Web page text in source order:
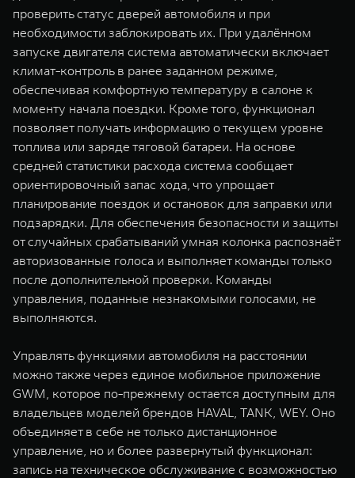
проверить статус дверей автомобиля и при
необходимости заблокировать их. При удалённом
запуске двигателя система автоматически включает
климат-контроль в ранее заданном режиме,
обеспечивая комфортную температуру в салоне к
моменту начала поездки. Кроме того, функционал
позволяет получать информацию о текущем уровне
топлива или заряде тяговой батареи. На основе
средней статистики расхода система сообщает
ориентировочный запас хода, что упрощает
планирование поездок и остановок для заправки или
подзарядки. Для обеспечения безопасности и защиты
от случайных срабатываний умная колонка распознаёт
авторизованные голоса и выполняет команды только
после дополнительной проверки. Команды
управления, поданные незнакомыми голосами, не
выполняются.
Управлять функциями автомобиля на расстоянии
можно также через единое мобильное приложение
GWM, которое по-прежнему остается доступным для
владельцев моделей брендов HAVAL, TANK, WEY. Оно
объединяет в себе не только дистанционное
управление, но и более развернутый функционал:
запись на техническое обслуживание с возможностью